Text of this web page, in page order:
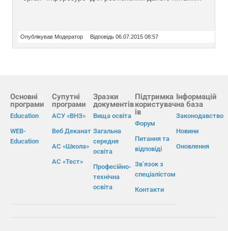
Опублікував Модератор Відповідь 06.07.2015 08:57
Основні
програми
Education
WEB-
Education
Супутні
програми
АСУ «ВНЗ»
Веб Деканат
АС «Школа»
АС «Тест»
Зразки
документів
Вища освіта
Загальна
середня
освіта
Професійно-
технічна
освіта
Підтримка
користувач
ів
Форум
Питання та
відповіді
Зв’язок з
спеціалістом
Контакти
Інформацій
на база
Законодавство
Новини
Оновлення